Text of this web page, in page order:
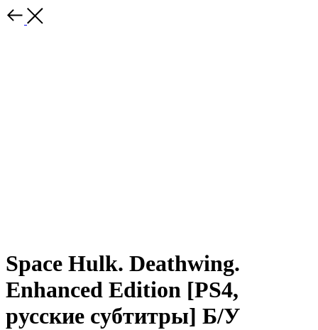
Space Hulk. Deathwing.
Enhanced Edition [PS4,
русские субтитры] Б/У